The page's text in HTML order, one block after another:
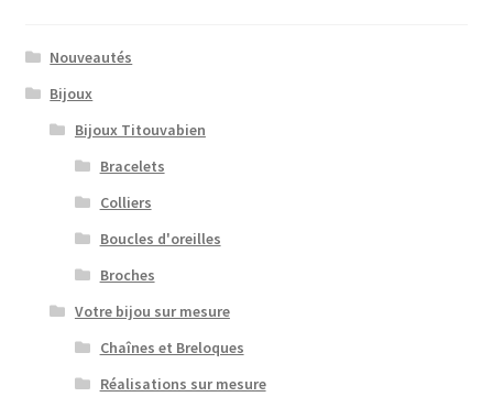
Nouveautés
Bijoux
Bijoux Titouvabien
Bracelets
Colliers
Boucles d'oreilles
Broches
Votre bijou sur mesure
Chaînes et Breloques
Réalisations sur mesure